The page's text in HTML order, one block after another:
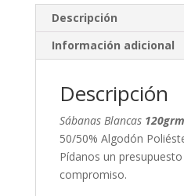
Descripción
Información adicional
Descripción
Sábanas Blancas
50/50% Algodón
Pídanos un
compromiso.